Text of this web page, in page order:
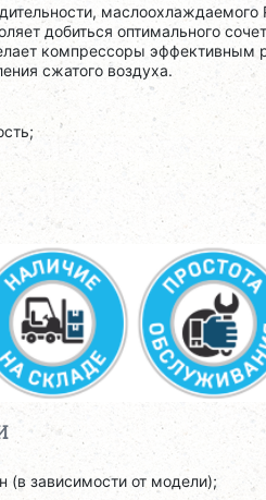
маслоохлаждаемого
добиться оптимального
компрессоры
сжатого воздуха.
(в зависимости от модели);